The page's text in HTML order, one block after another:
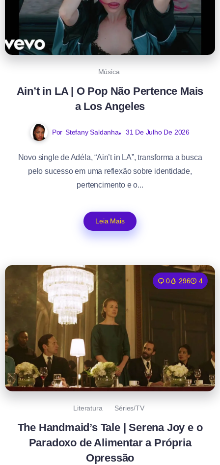
Música
Ain’t in LA | O Pop Não Pertence Mais
a Los Angeles
Por Stefany Saldanha 31 De Julho De 2026
Novo single de Adéla, “Ain’t in LA”, transforma a busca
pelo sucesso em uma reflexão sobre identidade,
pertencimento e o...
Leia Mais
0 296 4
Literatura Séries/TV
The Handmaid’s Tale | Serena Joy e o
Paradoxo de Alimentar a Própria
Opressão